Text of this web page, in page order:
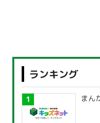
ランキング
まん